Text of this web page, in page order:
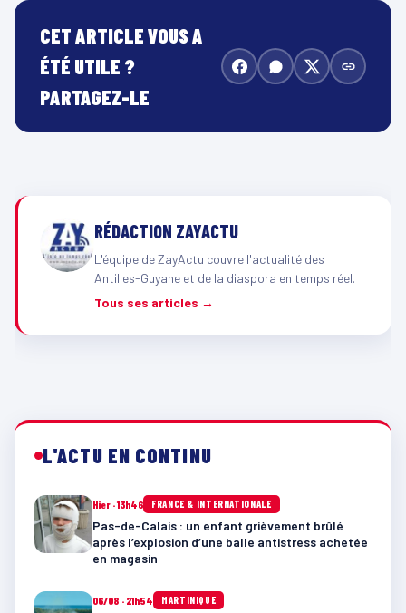
CET ARTICLE VOUS A
ÉTÉ UTILE ?
PARTAGEZ-LE
RÉDACTION ZAYACTU
L'équipe de ZayActu couvre l'actualité des
Antilles-Guyane et de la diaspora en temps réel.
Tous ses articles →
L'ACTU EN CONTINU
Hier · 13h46 FRANCE & INTERNATIONALE
Pas-de-Calais : un enfant grièvement brûlé
après l’explosion d’une balle antistress achetée
en magasin
06/08 · 21h54 MARTINIQUE